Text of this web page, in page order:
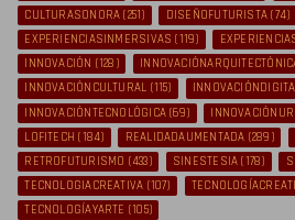
CULTURASONORA (251) DISEÑOFUTURISTA (74)
EXPERIENCIASINMERSIVAS (119)
INNOVACIÓN (128)
INNOVACIÓNCULTURAL (115)
INNOVACIÓNTECNOLÓGICA (69)
LOFITECH (184) REALIDADAUMENTADA (289)
RETROFUTURISMO (433) SINESTESIA (178)
TECNOLOGIACREATIVA (107)
TECNOLOGÍAYARTE (105)